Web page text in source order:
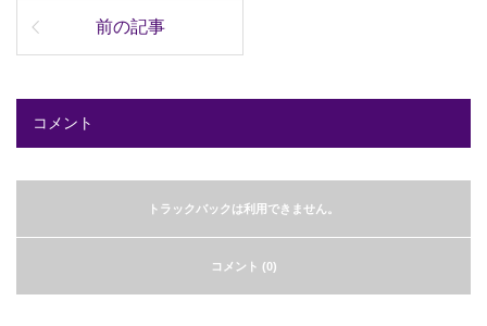
前の記事
コメント
トラックバックは利用できません。
コメント (0)